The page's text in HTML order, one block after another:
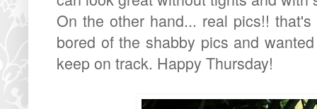
On the other hand... real pics!!
bored of the shabby pics and
keep on track. Happy Thursday!